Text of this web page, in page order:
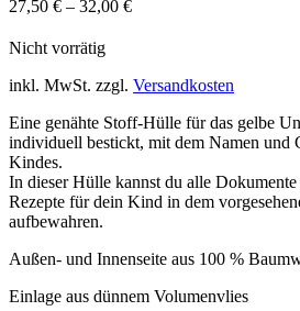
27,50 € – 32,00 €
Nicht vorrätig
inkl. MwSt. zzgl. Versandkosten
Eine genähte Stoff-Hülle für das gelbe
individuell bestickt, mit dem Namen und
Kindes.
In dieser Hülle kannst du alle
Rezepte für dein Kind in dem
aufbewahren.
Außen- und Innenseite aus 100 %
Einlage aus dünnem Volumenvlies